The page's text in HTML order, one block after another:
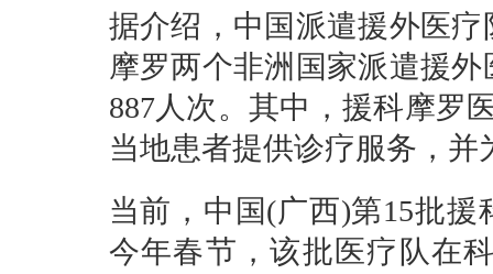
据介绍，中国派遣援外医
摩罗两个非洲国家派遣援
887人次。其中，援科摩罗
当地患者提供诊疗服务，
当前，中国(广西)第15批
今年春节，该批医疗队在